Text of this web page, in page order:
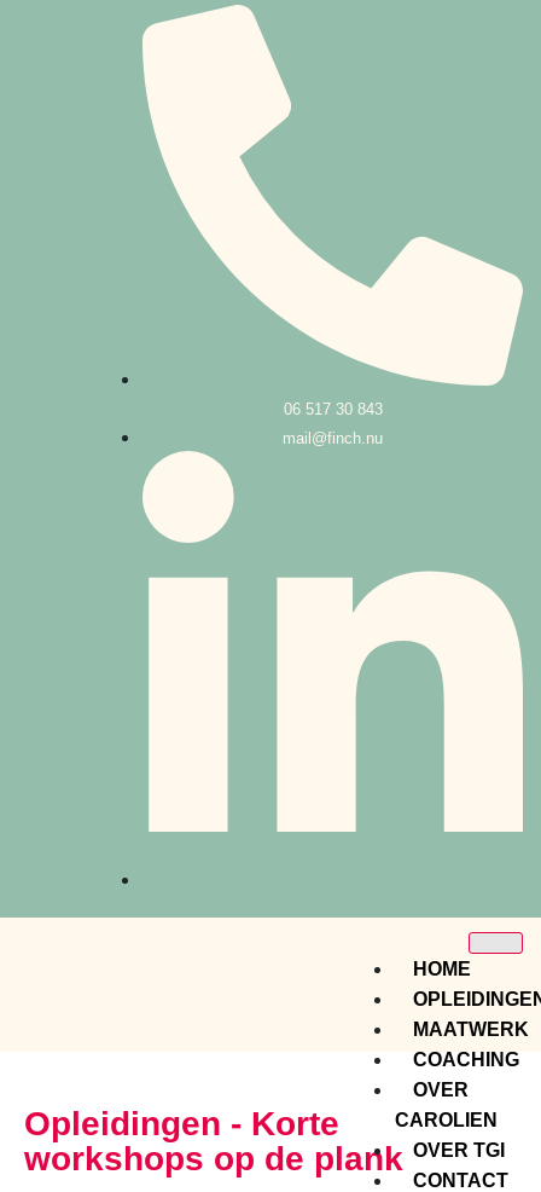
06 517 30 843
mail@finch.nu
HOME
MAATWERK
COACHING
OVER
CAROLIEN
OVER TGI
CONTACT
Opleidingen - Korte
workshops op de plank